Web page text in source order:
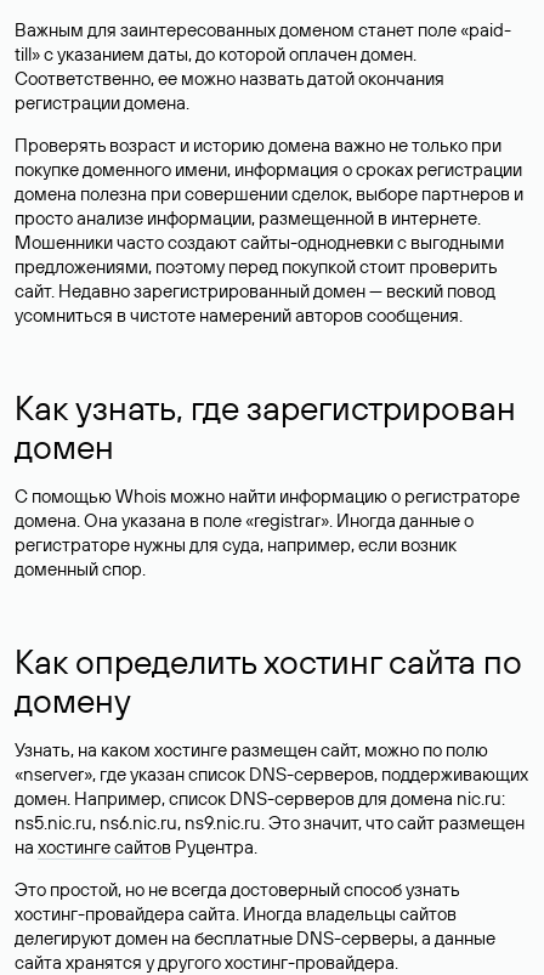
Важным для заинтересованных доменом станет поле «paid-
till» с указанием даты, до которой оплачен домен.
Соответственно, ее можно назвать датой окончания
регистрации домена.
Проверять возраст и историю домена важно не только при
покупке доменного имени, информация о сроках регистрации
домена полезна при совершении сделок, выборе партнеров и
просто анализе информации, размещенной в интернете.
Мошенники часто создают сайты-однодневки с выгодными
предложениями, поэтому перед покупкой стоит проверить
сайт. Недавно зарегистрированный домен — веский повод
усомниться в чистоте намерений авторов сообщения.
Как узнать, где зарегистрирован
домен
С помощью Whois можно найти информацию о регистраторе
домена. Она указана в поле «registrar». Иногда данные о
регистраторе нужны для суда, например, если возник
доменный спор.
Как определить хостинг сайта по
домену
Узнать, на каком хостинге размещен сайт, можно по полю
«nserver», где указан список DNS-серверов, поддерживающих
домен. Например, список DNS-серверов для домена nic.ru:
ns5.nic.ru, ns6.nic.ru, ns9.nic.ru. Это значит, что сайт размещен
на хостинге сайтов Руцентра.
Это простой, но не всегда достоверный способ узнать
хостинг-провайдера сайта. Иногда владельцы сайтов
делегируют домен на бесплатные DNS-серверы, а данные
сайта хранятся у другого хостинг-провайдера.